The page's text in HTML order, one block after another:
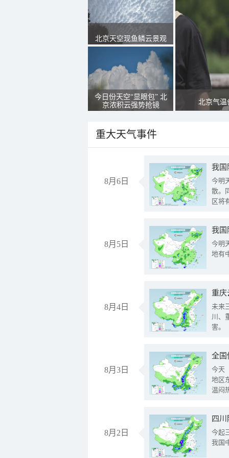
北京天空现鱼鳞云景观
今日份天空“显眼包” 北
京浓积云强势抢镜
北京气温
重大天气事件
8月6日
今明
散。
区将
8月5日
我国
今明
地有
8月4日
重庆
未来
川、
害。
8月3日
全国
今天
地区
温闷
8月2日
今起
我国